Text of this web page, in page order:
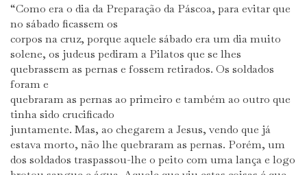
“Como era o dia da Preparação da Páscoa, para evitar que
no sábado ficassem os
corpos na cruz, porque aquele sábado era um dia muito
solene, os judeus pediram a Pilatos que se lhes
quebrassem as pernas e fossem retirados. Os soldados
foram e
quebraram as pernas ao primeiro e também ao outro que
tinha sido crucificado
juntamente. Mas, ao chegarem a Jesus, vendo que já
estava morto, não lhe quebraram as pernas. Porém, um
dos soldados traspassou-lhe o peito com uma lança e logo